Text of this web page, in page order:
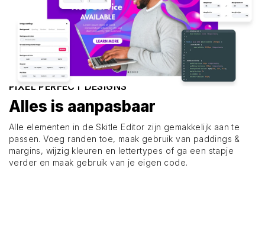
PIXEL PERFECT DESIGNS
Alles is aanpasbaar
Alle elementen in de Skitle Editor zijn gemakkelijk aan te
passen. Voeg randen toe, maak gebruik van paddings &
margins, wijzig kleuren en lettertypes of ga een stapje
verder en maak gebruik van je eigen code.